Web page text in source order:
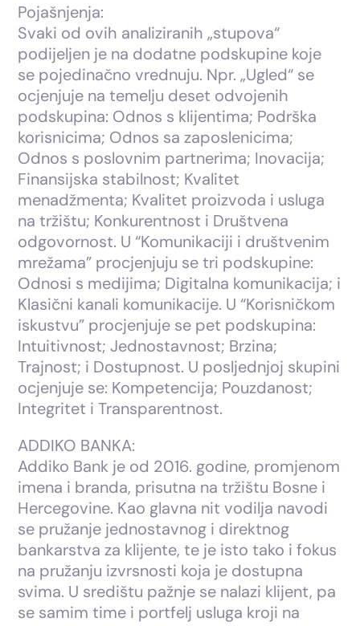
Pojašnjenja:
Svaki od ovih analiziranih „stupova“
podijeljen je na dodatne podskupine koje
se pojedinačno vrednuju. Npr. „Ugled“ se
ocjenjuje na temelju deset odvojenih
podskupina: Odnos s klijentima; Podrška
korisnicima; Odnos sa zaposlenicima;
Odnos s poslovnim partnerima; Inovacija;
Finansijska stabilnost; Kvalitet
menadžmenta; Kvalitet proizvoda i usluga
na tržištu; Konkurentnost i Društvena
odgovornost. U “Komunikaciji i društvenim
mrežama” procjenjuju se tri podskupine:
Odnosi s medijima; Digitalna komunikacija; i
Klasični kanali komunikacije. U “Korisničkom
iskustvu” procjenjuje se pet podskupina:
Intuitivnost; Jednostavnost; Brzina;
Trajnost; i Dostupnost. U posljednjoj skupini
ocjenjuje se: Kompetencija; Pouzdanost;
Integritet i Transparentnost.
ADDIKO BANKA:
Addiko Bank je od 2016. godine, promjenom
imena i branda, prisutna na tržištu Bosne i
Hercegovine. Kao glavna nit vodilja navodi
se pružanje jednostavnog i direktnog
bankarstva za klijente, te je isto tako i fokus
na pružanju izvrsnosti koja je dostupna
svima. U središtu pažnje se nalazi klijent, pa
se samim time i portfelj usluga kroji na